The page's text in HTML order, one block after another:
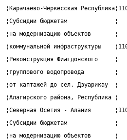
¦Карачаево-Черкесская
¦Субсидии бюджетам
¦на модернизацию объектов
¦коммунальной инфраструктуры
¦Реконструкция
¦группового водопровода
¦от каптажей до сел.
¦Алагирского района,
¦Северная Осетия - Алания
¦Субсидии бюджетам
¦на модернизацию объектов